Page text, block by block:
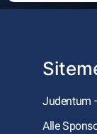
Judentum
Alle